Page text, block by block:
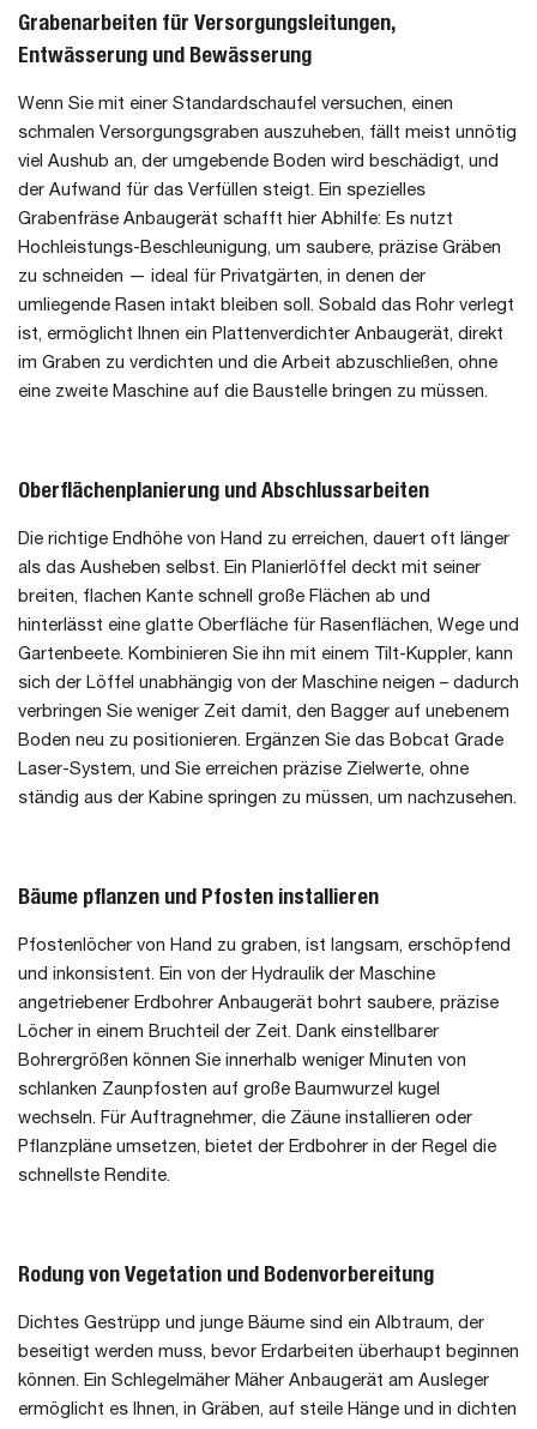
Grabenarbeiten für Versorgungsleitungen,
Entwässerung und Bewässerung
Wenn Sie mit einer Standardschaufel versuchen, einen
schmalen Versorgungsgraben auszuheben, fällt meist unnötig
viel Aushub an, der umgebende Boden wird beschädigt, und
der Aufwand für das Verfüllen steigt. Ein spezielles
Grabenfräse Anbaugerät schafft hier Abhilfe: Es nutzt
Hochleistungs-Beschleunigung, um saubere, präzise Gräben
zu schneiden — ideal für Privatgärten, in denen der
umliegende Rasen intakt bleiben soll. Sobald das Rohr verlegt
ist, ermöglicht Ihnen ein Plattenverdichter Anbaugerät, direkt
im Graben zu verdichten und die Arbeit abzuschließen, ohne
eine zweite Maschine auf die Baustelle bringen zu müssen.
Oberflächenplanierung und Abschlussarbeiten
Die richtige Endhöhe von Hand zu erreichen, dauert oft länger
als das Ausheben selbst. Ein Planierlöffel deckt mit seiner
breiten, flachen Kante schnell große Flächen ab und
hinterlässt eine glatte Oberfläche für Rasenflächen, Wege und
Gartenbeete. Kombinieren Sie ihn mit einem Tilt-Kuppler, kann
sich der Löffel unabhängig von der Maschine neigen – dadurch
verbringen Sie weniger Zeit damit, den Bagger auf unebenem
Boden neu zu positionieren. Ergänzen Sie das Bobcat Grade
Laser-System, und Sie erreichen präzise Zielwerte, ohne
ständig aus der Kabine springen zu müssen, um nachzusehen.
Bäume pflanzen und Pfosten installieren
Pfostenlöcher von Hand zu graben, ist langsam, erschöpfend
und inkonsistent. Ein von der Hydraulik der Maschine
angetriebener Erdbohrer Anbaugerät bohrt saubere, präzise
Löcher in einem Bruchteil der Zeit. Dank einstellbarer
Bohrergrößen können Sie innerhalb weniger Minuten von
schlanken Zaunpfosten auf große Baumwurzel kugel
wechseln. Für Auftragnehmer, die Zäune installieren oder
Pflanzpläne umsetzen, bietet der Erdbohrer in der Regel die
schnellste Rendite.
Rodung von Vegetation und Bodenvorbereitung
Dichtes Gestrüpp und junge Bäume sind ein Albtraum, der
beseitigt werden muss, bevor Erdarbeiten überhaupt beginnen
können. Ein Schlegelmäher Mäher Anbaugerät am Ausleger
ermöglicht es Ihnen, in Gräben, auf steile Hänge und in dichten